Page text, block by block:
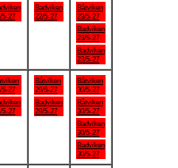
5-27
Badviken
22/5-27
Båtviken
23/5-27
Badviken
23/5-27
Badviken
23/5-27
5-27
5-27
Båtviken
29/5-27
Badviken
29/5-27
Båtviken
30/5-27
Båtviken
30/5-27
Badviken
30/5-27
Badviken
30/5-27